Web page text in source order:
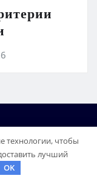
технологии, чтобы
лучший
OK